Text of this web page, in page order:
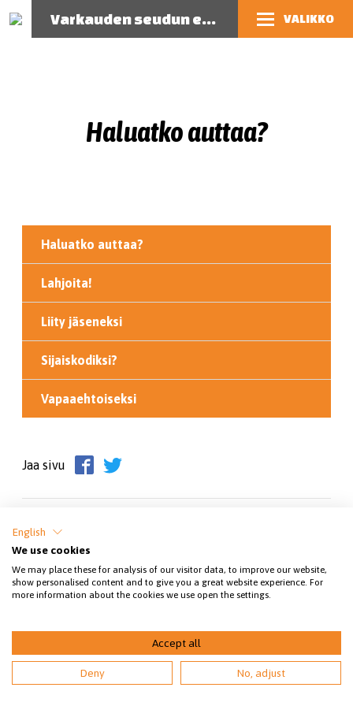
Varkauden seudun eläinsuojeluyhdistys VALIKKO
Haluatko auttaa?
Haluatko auttaa?
Lahjoita!
Liity jäseneksi
Sijaiskodiksi?
Vapaaehtoiseksi
Jaa sivu
© 2026 Varkauden seudun eläinsuojeluyhdistys
English
We use cookies
We may place these for analysis of our visitor data, to improve our website,
show personalised content and to give you a great website experience. For
more information about the cookies we use open the settings.
Accept all
Deny No, adjust